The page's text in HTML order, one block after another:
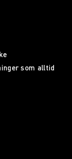
som alltid